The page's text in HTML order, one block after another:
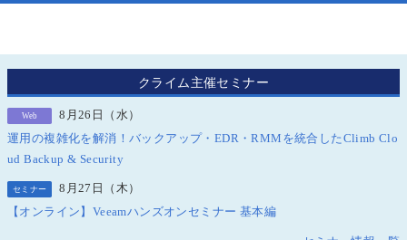
クライム主催セミナー
Web
8月26日（水）
運用の複雑化を解消！バックアップ・EDR・RMMを統合したClimb Clo
ud Backup & Security
セミナー
8月27日（木）
【オンライン】Veeamハンズオンセミナー 基本編